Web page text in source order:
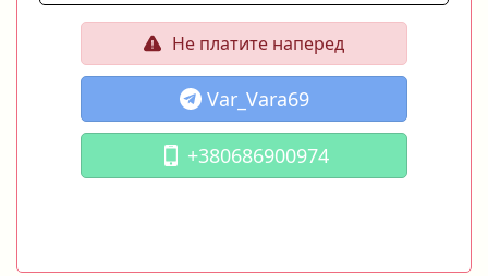
Не платите наперед
Var_Vara69
+380686900974